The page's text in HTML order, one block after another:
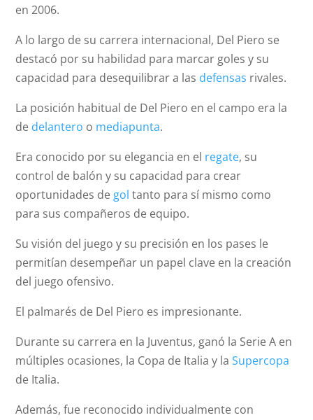
en 2006.
A lo largo de su carrera internacional, Del Piero se
destacó por su habilidad para marcar goles y su
capacidad para desequilibrar a las defensas rivales.
La posición habitual de Del Piero en el campo era la
de delantero o mediapunta.
Era conocido por su elegancia en el regate, su
control de balón y su capacidad para crear
oportunidades de gol tanto para sí mismo como
para sus compañeros de equipo.
Su visión del juego y su precisión en los pases le
permitían desempeñar un papel clave en la creación
del juego ofensivo.
El palmarés de Del Piero es impresionante.
Durante su carrera en la Juventus, ganó la Serie A en
múltiples ocasiones, la Copa de Italia y laSupercopa
de Italia.
Además, fue reconocido individualmente con